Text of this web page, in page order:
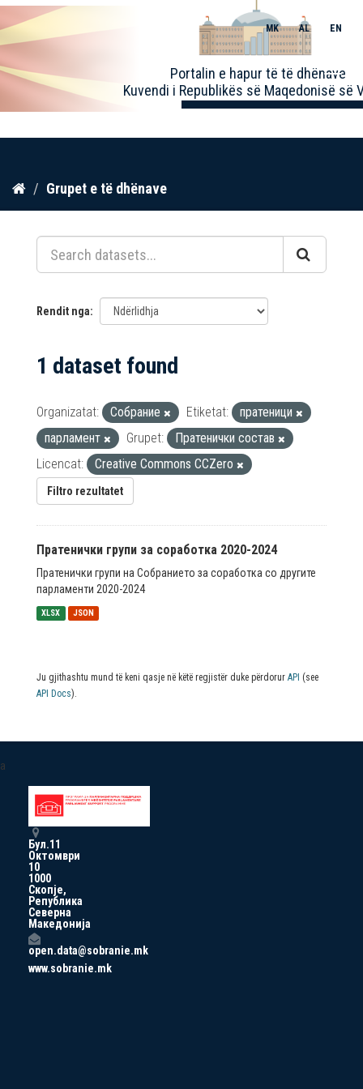
Kalo
përmbajtja
Portalin e hapur të të dhënave
Kuvendi i Republikës së Maqedonisë së
MK AL EN
Toggle
Grupet e të dhënave
Rendit nga
1 dataset found
Organizatat: Собрание Etiketat:
пратеници
парламент
Grupet:
Пратенички состав
Licencat:
Creative Commons CCZero
Filtro rezultatet
Пратенички групи за соработка 2020-2024
Пратенички групи на Собранието за соработка со другите
парламенти 2020-2024
XLSX JSON
Ju gjithashtu mund të keni qasje në këtë regjistër duke përdorur API (see
API Docs).
a
Бул.11
Октомври
10
1000
Скопје,
Република
Северна
Македонија
open.data@sobranie.mk
www.sobranie.mk